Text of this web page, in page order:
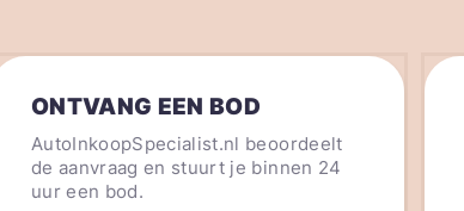
ONTVANG EEN BOD
AutoInkoopSpecialist.nl beoordeelt
de aanvraag en stuurt je binnen 24
uur een bod.